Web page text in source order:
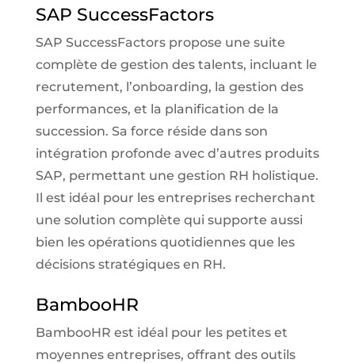
SAP SuccessFactors
SAP SuccessFactors propose une suite
complète de gestion des talents, incluant le
recrutement, l’onboarding, la gestion des
performances, et la planification de la
succession. Sa force réside dans son
intégration profonde avec d’autres produits
SAP, permettant une gestion RH holistique.
Il est idéal pour les entreprises recherchant
une solution complète qui supporte aussi
bien les opérations quotidiennes que les
décisions stratégiques en RH.
BambooHR
BambooHR est idéal pour les petites et
moyennes entreprises, offrant des outils